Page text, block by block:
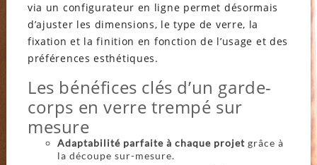
via un configurateur en ligne permet désormais
d’ajuster les dimensions, le type de verre, la
fixation et la finition en fonction de l’usage et des
préférences esthétiques.
Les bénéfices clés d’un garde-
corps en verre trempé sur
mesure
Adaptabilité parfaite à chaque projetgrâce à
la découpe sur-mesure.